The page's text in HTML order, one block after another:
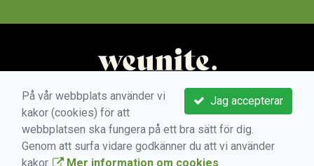
Jag accepterar
På vår webbplats använder vi
kakor (cookies) för att
webbplatsen ska fungera på ett bra sätt för dig.
Genom att surfa vidare godkänner du att vi använder
kakor.
Mer information om cookies